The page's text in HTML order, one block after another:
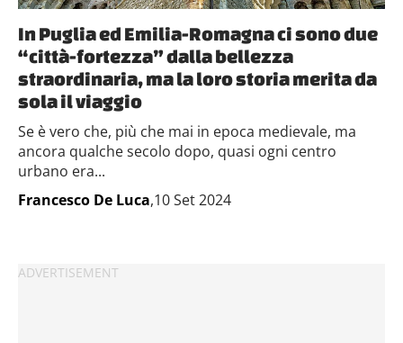
In Puglia ed Emilia-Romagna ci sono due
“città-fortezza” dalla bellezza
straordinaria, ma la loro storia merita da
sola il viaggio
Se è vero che, più che mai in epoca medievale, ma
ancora qualche secolo dopo, quasi ogni centro
urbano era...
Francesco De Luca,10 Set 2024